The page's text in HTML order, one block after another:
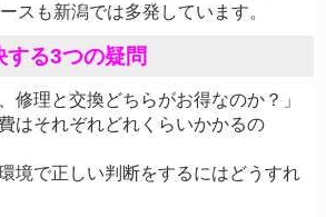
スも新潟では多発しています。
する3つの疑問
修理と交換どちらがお得なのか？」
はそれぞれどれくらいかかるの
境で正しい判断をするにはどうすれ